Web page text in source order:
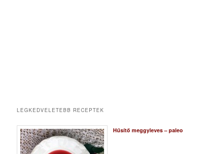
LEGKEDVELETEBB RECEPTEK
Hűsítő meggyleves – paleo